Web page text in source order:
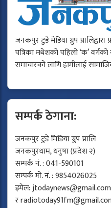
जनकपुर टुडे मेडिया ग्रुप
पत्रिका मधेशको पहिलो ‘क’ वर्गको
समाचारको लागि हामीलाई
सम्पर्क ठेगाना:
जनकपुर टुडे मिडिया ग्रुप प्रालि
जनकपुरधाम, धनुषा (प्रदेश २)
सम्पर्क नं. : 041-590101
सम्पर्क मो. नं. : 9854026025
इमेल:jtodaynews@gmail.com
र